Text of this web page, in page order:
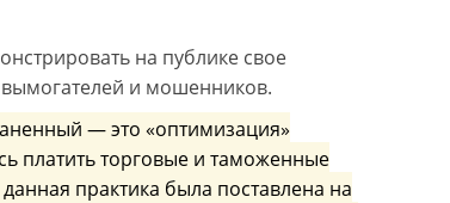
на публике свое
и мошенников.
— это «оптимизация»
платить торговые и таможенные
практика была поставлена на